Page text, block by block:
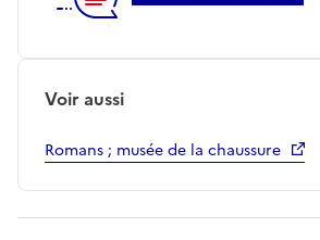
Voir aussi
Romans ; musée de la chaussure